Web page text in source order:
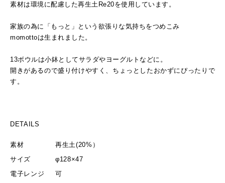
素材は環境に配慮した再生土Re20を使用しています。
家族の為に「もっと」という欲張りな気持ちをつめこみ
momottoは生まれました。
13ボウルは小鉢としてサラダやヨーグルトなどに。
開きがあるので盛り付けやすく、ちょっとしたおかずにぴったりで
す。
DETAILS
素材
再生土(20%）
サイズ
φ128×47
電子レンジ
可